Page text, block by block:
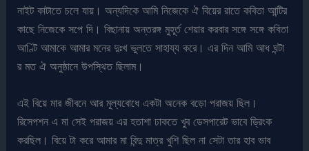
নাইট কাটাতে চলে যায়। অন্যদিকে আমি নিজেকে ঐ বিয়ের রাতে কবিতা আন্টির
কাছে নিজেকে সপে দি। বিছানায় অন্তরঙ্গ মুহূর্ত শেয়ার করবার সঙ্গে সঙ্গে কবিতা
আণ্টি আমাকে আমার মনের দুঃখ ভুলতে সাহায্য করে। এর দিন আমি আধ ঘন্টা
র মত ঐ অনুষ্ঠানে উপস্থিত ছিলাম।
এই বিয়ে মার জীবনে আর মূল্যবোধে একটা অনেক বড়ো পরাজয় ছিল।
রিসেপশন এ মা সেই পরাজয় এর হতাশা ঢাকতে খুব ডেসপারেট ভাবে ড্রিংক
করছিল। বিয়ে টা করে আমার মা বিন্দু মাত্র খুশি ছিল না সেটা তার হাব ভাব